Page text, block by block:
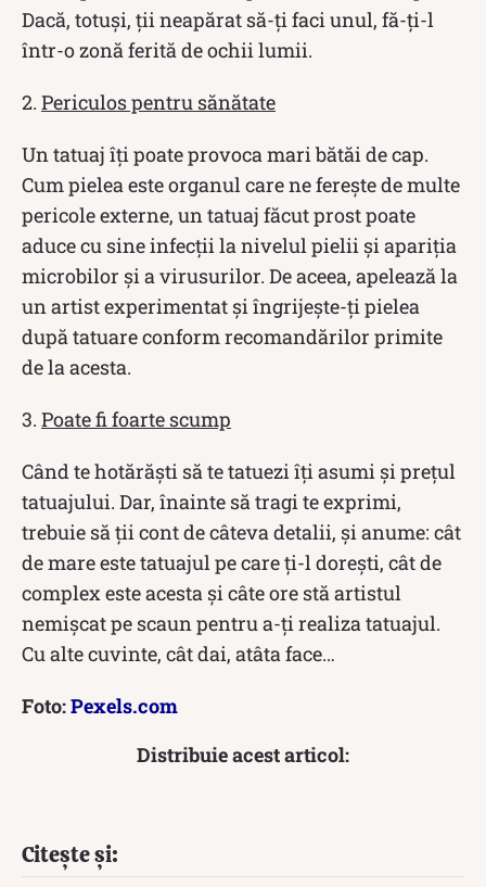
Dacă, totuși, ții neapărat să-ți faci unul, fă-ți-l
într-o zonă ferită de ochii lumii.
2. Periculos pentru sănătate
Un tatuaj îți poate provoca mari bătăi de cap.
Cum pielea este organul care ne ferește de multe
pericole externe, un tatuaj făcut prost poate
aduce cu sine infecții la nivelul pielii și apariția
microbilor și a virusurilor. De aceea, apelează la
un artist experimentat și îngrijește-ți pielea
după tatuare conform recomandărilor primite
de la acesta.
3. Poate fi foarte scump
Când te hotărăști să te tatuezi îți asumi și prețul
tatuajului. Dar, înainte să tragi te exprimi,
trebuie să ții cont de câteva detalii, și anume: cât
de mare este tatuajul pe care ți-l dorești, cât de
complex este acesta și câte ore stă artistul
nemișcat pe scaun pentru a-ți realiza tatuajul.
Cu alte cuvinte, cât dai, atâta face…
Foto:Pexels.com
Distribuie acest articol:
Citește și: